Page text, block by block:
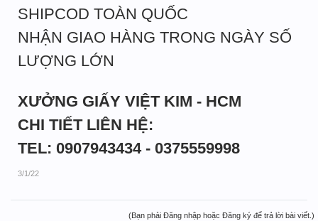
SHIPCOD TOÀN QUỐC
NHẬN GIAO HÀNG TRONG NGÀY SỐ
LƯỢNG LỚN
XƯỞNG GIẤY VIỆT KIM - HCM
CHI TIẾT LIÊN HỆ:
TEL: 0907943434 - 0375559998
3/1/22
(Bạn phải Đăng nhập hoặc Đăng ký để trả lời bài viết.)